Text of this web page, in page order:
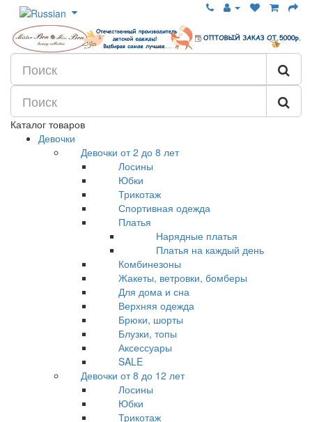
Каталог товаров
Девочки
Девочки от 2 до 8 лет
Лосины
Юбки
Трикотаж
Спортивная одежда
Платья
Нарядные платья
Платья на каждый день
Комбинезоны
Жакеты, ветровки, бомберы
Для дома и сна
Верхняя одежда
Брюки, шорты
Блузки, топы
Аксессуары
SALE
Девочки от 8 до 12 лет
Лосины
Юбки
Трикотаж